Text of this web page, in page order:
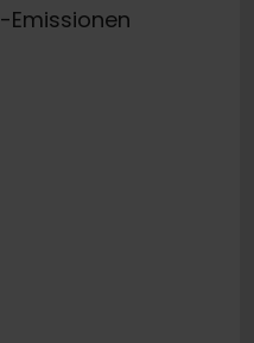
-Emissionen